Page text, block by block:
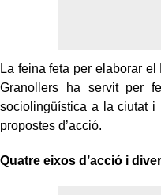
La feina feta per elaborar
Granollers ha servit per
sociolingüística a la ciutat i
propostes d’acció.
Quatre eixos d’acció i